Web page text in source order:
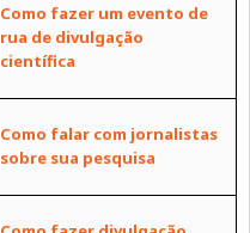
Como fazer um evento de
rua de divulgação
científica
Como falar com jornalistas
sobre sua pesquisa